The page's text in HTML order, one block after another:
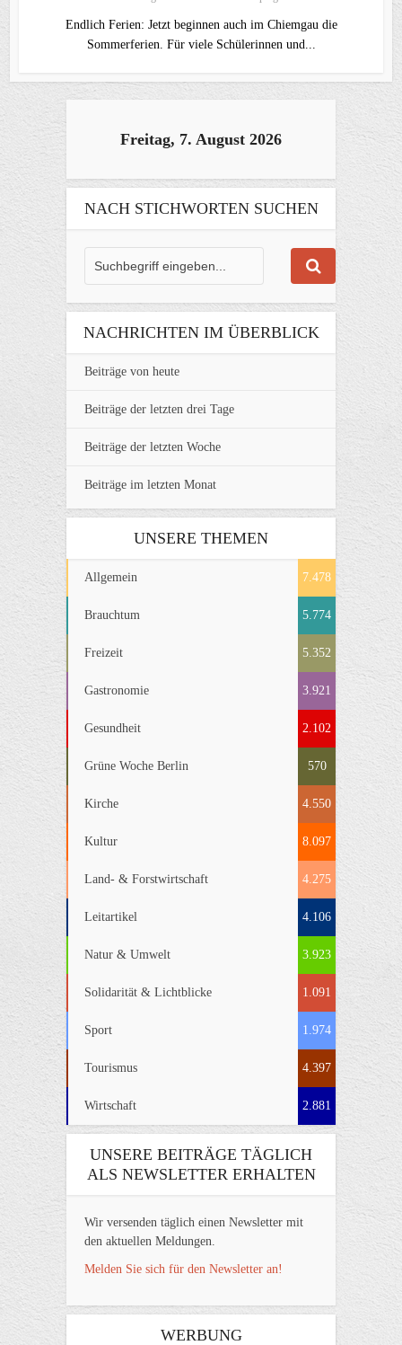
Endlich Ferien: Jetzt beginnen auch im Chiemgau die
Sommerferien. Für viele Schülerinnen und...
Freitag, 7. August 2026
NACH STICHWORTEN SUCHEN
NACHRICHTEN IM ÜBERBLICK
Beiträge von heute
Beiträge der letzten drei Tage
Beiträge der letzten Woche
Beiträge im letzten Monat
UNSERE THEMEN
Allgemein 7.478
Brauchtum 5.774
Freizeit 5.352
Gastronomie 3.921
Gesundheit 2.102
Grüne Woche Berlin 570
Kirche 4.550
Kultur 8.097
Land- & Forstwirtschaft 4.275
Leitartikel 4.106
Natur & Umwelt 3.923
Solidarität & Lichtblicke 1.091
Sport 1.974
Tourismus 4.397
Wirtschaft 2.881
UNSERE BEITRÄGE TÄGLICH
ALS NEWSLETTER ERHALTEN
Wir versenden täglich einen Newsletter mit
den aktuellen Meldungen.
Melden Sie sich für den Newsletter an!
WERBUNG